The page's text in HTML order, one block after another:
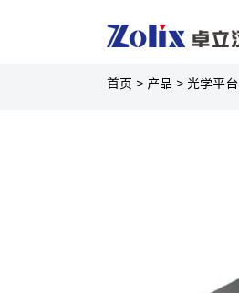
首页 > 产品 > 光学平台